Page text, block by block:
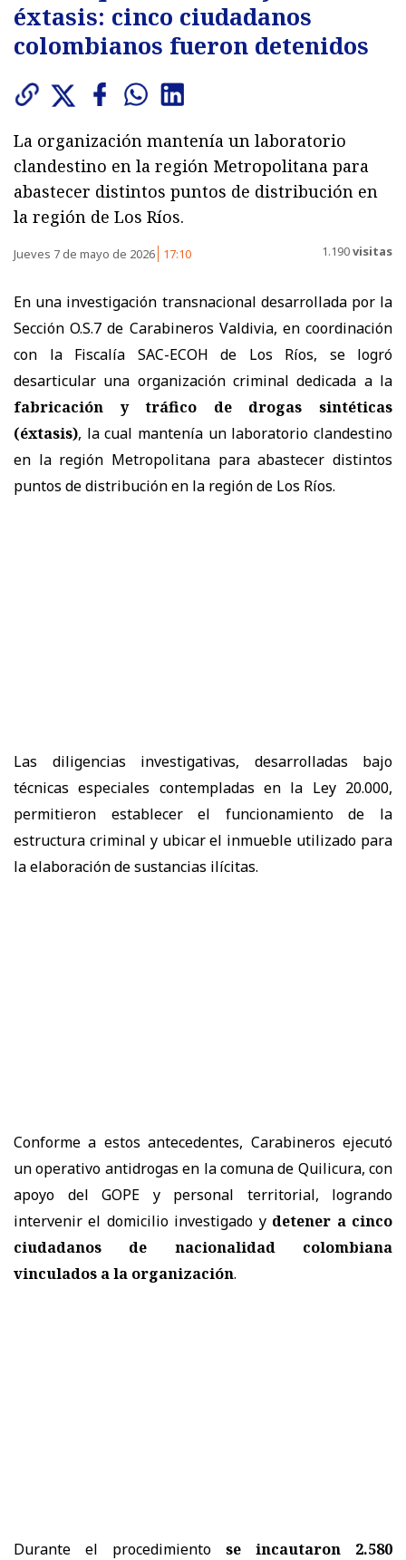
éxtasis: cinco ciudadanos
colombianos fueron detenidos
La organización mantenía un laboratorio
clandestino en la región Metropolitana para
abastecer distintos puntos de distribución en
la región de Los Ríos.
Jueves 7 de mayo de 2026 17:10 1.190visitas
En una investigación transnacional desarrollada por la
Sección O.S.7 de Carabineros Valdivia, en coordinación
con la Fiscalía SAC-ECOH de Los Ríos, se logró
desarticular una organización criminal dedicada a la
fabricación y tráfico de drogas sintéticas
(éxtasis), la cual mantenía un laboratorio clandestino
en la región Metropolitana para abastecer distintos
puntos de distribución en la región de Los Ríos.
Las diligencias investigativas, desarrolladas bajo
técnicas especiales contempladas en la Ley 20.000,
permitieron establecer el funcionamiento de la
estructura criminal y ubicar el inmueble utilizado para
la elaboración de sustancias ilícitas.
Conforme a estos antecedentes, Carabineros ejecutó
un operativo antidrogas en la comuna de Quilicura, con
apoyo del GOPE y personal territorial, logrando
intervenir el domicilio investigado y detener a cinco
ciudadanos de nacionalidad colombiana
vinculados a la organización.
Durante el procedimiento se incautaron 2.580